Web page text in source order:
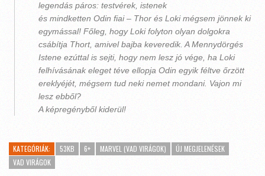
legendás páros: testvérek, istenek
és mindketten Odin fiai – Thor és Loki mégsem jönnek ki
egymással! Főleg, hogy Loki folyton olyan dolgokra
csábítja Thort, amivel bajba keveredik. A Mennydörgés
Istene ezúttal is sejti, hogy nem lesz jó vége, ha Loki
felhívásának eleget téve ellopja Odin egyik féltve őrzött
ereklyéjét, mégsem tud neki nemet mondani. Vajon mi
lesz ebből?
A képregényből kiderül!
KATEGÓRIÁK: 53KB 6+ MARVEL (VAD VIRÁGOK)
ÚJ MEGJELENÉSEK
VAD VIRÁGOK